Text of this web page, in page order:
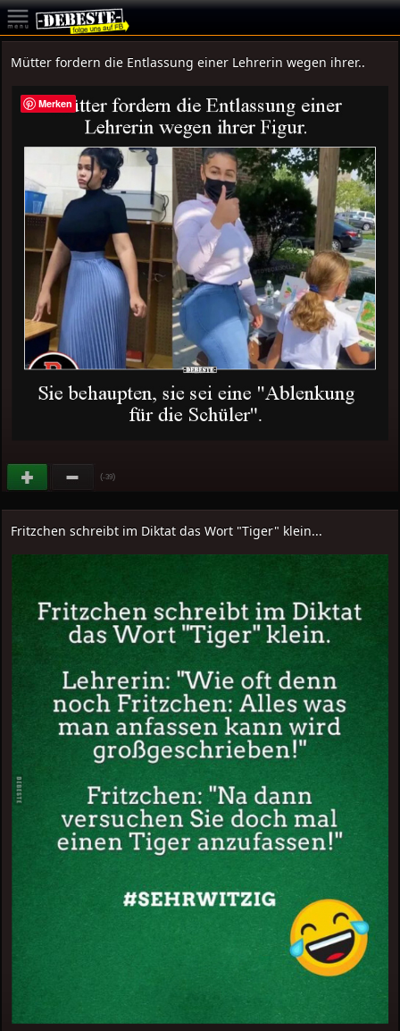
Mütter fordern die Entlassung einer Lehrerin wegen ihrer..
(-39)
Fritzchen schreibt im Diktat das Wort "Tiger" klein...
Merken